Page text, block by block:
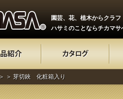
園芸、花、植木からクラフ
ハサミのことならチカマサ
＞ 芽切鋏 化粧箱入り